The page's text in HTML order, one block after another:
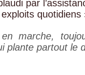
par
quotidiens
marche,
plante partout le